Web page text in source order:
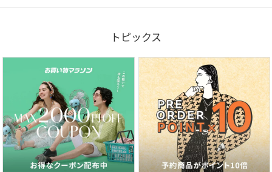
トピックス